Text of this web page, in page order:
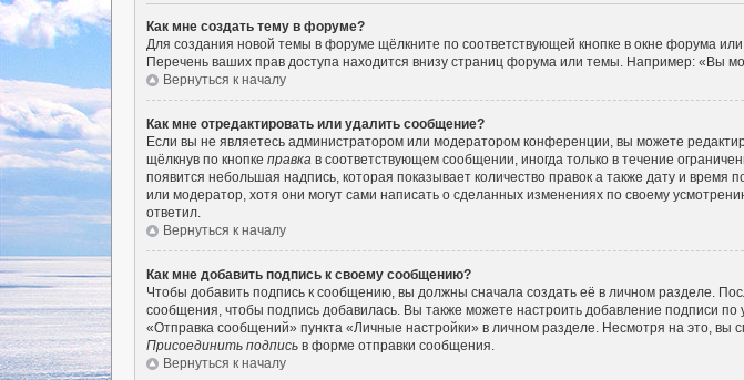
Как мне создать тему в форуме?
Для создания новой темы в форуме щёлкните по соответствующей кнопке в окне форума
Перечень ваших прав доступа находится внизу страниц форума или темы. Например: «Вы
Вернуться к началу
Как мне отредактировать или удалить сообщение?
Если вы не являетесь администратором или модератором конференции, вы можете
щёлкнув по кнопке правка в соответствующем сообщении, иногда только в течение
появится небольшая надпись, которая показывает количество правок а также дату и
или модератор, хотя они могут сами написать о сделанных изменениях по своему
ответил.
Вернуться к началу
Как мне добавить подпись к своему сообщению?
Чтобы добавить подпись к сообщению, вы должны сначала создать её в личном разделе.
сообщения, чтобы подпись добавилась. Вы также можете настроить добавление подписи
«Отправка сообщений» пункта «Личные настройки» в личном разделе. Несмотря на это,
Присоединить подпись в форме отправки сообщения.
Вернуться к началу